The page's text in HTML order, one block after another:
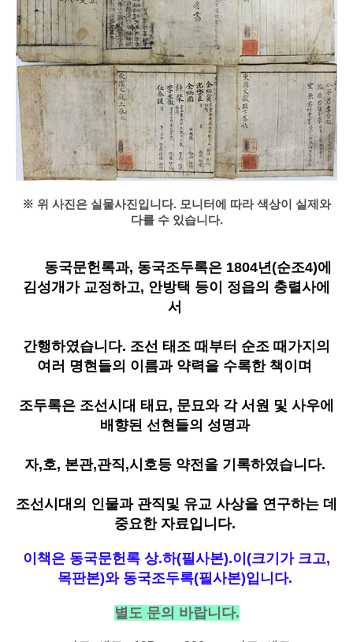
※ 위 사진은 실물사진입니다. 모니터에 따라 색상이 실제와
다를 수 있습니다.
동국문헌록과, 동국조두록은 1804년(순조4)에
김성개가 교정하고, 안방택 등이 정읍의 충렬사에
서
간행하였습니다. 조선 태조 때부터 순조 때가지의
여러 명현들의 이름과 약력을 수록한 책이며
조두록은 조선시대 태묘, 문묘와 각 서원 및 사우에
배향된 선현들의 성명과
자,호, 본관,관직,시호등 약전을 기록하였습니다.
조선시대의 인물과 관직및 유교 사상을 연구하는 데
중요한 자료입니다.
이책은 동국문헌록 상.하(필사본).이(크기가 크고,
목판본)와 동국조두록(필사본)입니다.
별도 문의 바랍니다.